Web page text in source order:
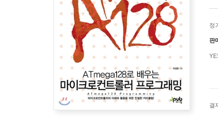
정
판
결